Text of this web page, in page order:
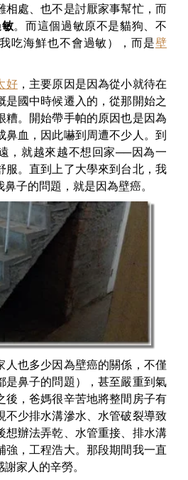
相處、也不是討厭家事幫忙，而
。而這個過敏原不是貓狗、不
吃海鮮也不會過敏），而是壁
好，主要原因是因為從小就待在
是國中時候遷入的，從那開始之
糟。開始帶手帕的原因也是因為
鼻血，因此嚇到周遭不少人。到
，就越來越不想回家──因為一
服。直到上了大學來到台北，我
子的問題，就是因為壁癌。
人也多少因為壁癌的關係，不僅
是鼻子的問題），甚至嚴重到氣
後，爸媽很辛苦地將整間房子有
不少排水溝滲水、水管破裂導致
想辦法弄乾、水管重接、排水溝
強，工程浩大。那段期間我一直
家人的辛勞。